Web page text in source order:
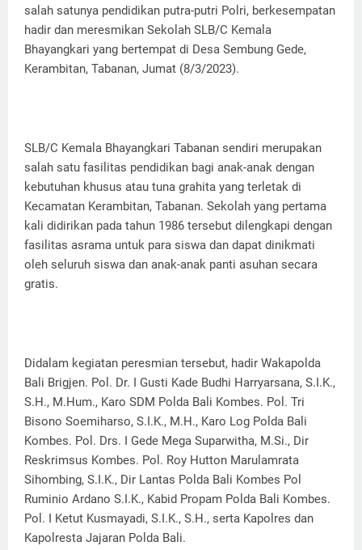
salah satunya pendidikan putra-putri Polri, berkesempatan
hadir dan meresmikan Sekolah SLB/C Kemala
Bhayangkari yang bertempat di Desa Sembung Gede,
Kerambitan, Tabanan, Jumat (8/3/2023).
SLB/C Kemala Bhayangkari Tabanan sendiri merupakan
salah satu fasilitas pendidikan bagi anak-anak dengan
kebutuhan khusus atau tuna grahita yang terletak di
Kecamatan Kerambitan, Tabanan. Sekolah yang pertama
kali didirikan pada tahun 1986 tersebut dilengkapi dengan
fasilitas asrama untuk para siswa dan dapat dinikmati
oleh seluruh siswa dan anak-anak panti asuhan secara
gratis.
Didalam kegiatan peresmian tersebut, hadir Wakapolda
Bali Brigjen. Pol. Dr. I Gusti Kade Budhi Harryarsana, S.I.K.,
S.H., M.Hum., Karo SDM Polda Bali Kombes. Pol. Tri
Bisono Soemiharso, S.I.K., M.H., Karo Log Polda Bali
Kombes. Pol. Drs. I Gede Mega Suparwitha, M.Si., Dir
Reskrimsus Kombes. Pol. Roy Hutton Marulamrata
Sihombing, S.I.K., Dir Lantas Polda Bali Kombes Pol
Ruminio Ardano S.I.K., Kabid Propam Polda Bali Kombes.
Pol. I Ketut Kusmayadi, S.I.K., S.H., serta Kapolres dan
Kapolresta Jajaran Polda Bali.